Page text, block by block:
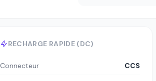
RECHARGE RAPIDE (DC)
Connecteur CCS